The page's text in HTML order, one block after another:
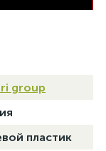
group
пластик